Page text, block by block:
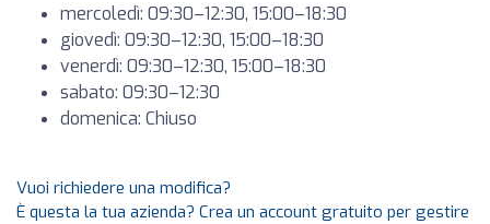
mercoledì: 09:30–12:30, 15:00–18:30
giovedì: 09:30–12:30, 15:00–18:30
venerdì: 09:30–12:30, 15:00–18:30
sabato: 09:30–12:30
domenica: Chiuso
Vuoi richiedere una modifica?
È questa la tua azienda? Crea un account gratuito per gestire